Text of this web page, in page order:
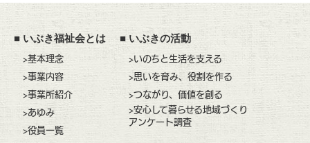
■ いぶき福祉会とは
>基本理念
>事業内容
>事業所紹介
>あゆみ
>役員一覧
■いぶきの活動
>いのちと生活を支える
>思いを育み、役割を作る
>つながり、価値を創る
>安心して暮らせる地域づくり
アンケート調査